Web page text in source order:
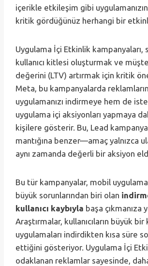
içerikle etkileşim gibi
kritik gördüğünüz herhangi bir
Uygulama İçi Etkinlik kampanyaları,
kullanıcı kitlesi oluşturmak ve
değerini (LTV) artırmak için kritik
Meta, bu kampanyalarda
uygulamanızı indirmeye hem de
uygulama içi aksiyonları yapmaya
kişilere gösterir. Bu, Lead
mantığına benzer—amaç yalnızca
aynı zamanda değerli bir aksiyon
Bu tür kampanyalar, mobil uygulama
büyük sorunlarından biri olan
kullanıcı kaybıyla başa çıkmanıza
Araştırmalar, kullanıcıların büyük bir
uygulamaları indirdikten kısa süre
ettiğini gösteriyor. Uygulama İçi
odaklanan reklamlar sayesinde,